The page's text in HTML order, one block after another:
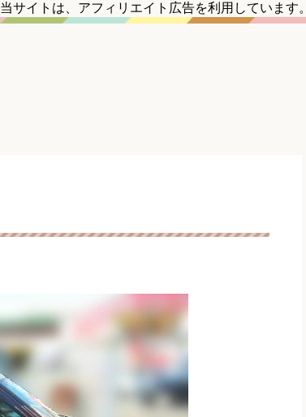
当サイトは、アフィリエイト広告を利用しています。